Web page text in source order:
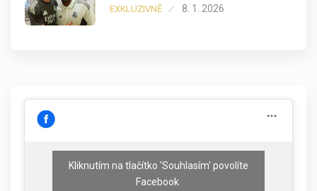
EXKLUZIVNĚ 8. 1. 2026
Kliknutím na tlačítko 'Souhlasím' povolíte
Facebook